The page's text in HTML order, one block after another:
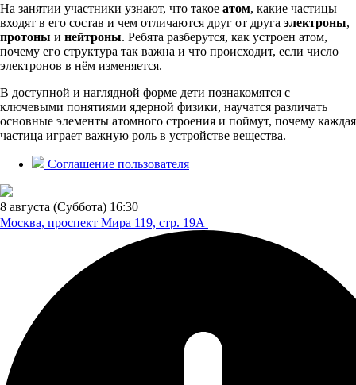
На занятии участники узнают, что такое атом, какие частицы
входят в его состав и чем отличаются друг от друга электроны,
протоны и нейтроны. Ребята разберутся, как устроен атом,
почему его структура так важна и что происходит, если число
электронов в нём изменяется.
В доступной и наглядной форме дети познакомятся с
ключевыми понятиями ядерной физики, научатся различать
основные элементы атомного строения и поймут, почему каждая
частица играет важную роль в устройстве вещества.
Соглашение пользователя
8 августа (Суббота) 16:30
Москва, проспект Мира 119, стр. 19А